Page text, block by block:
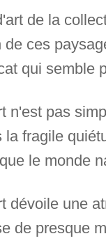
de la
de ces
qui semble
n'est pas
la fragile
le monde
dévoile une
de presque